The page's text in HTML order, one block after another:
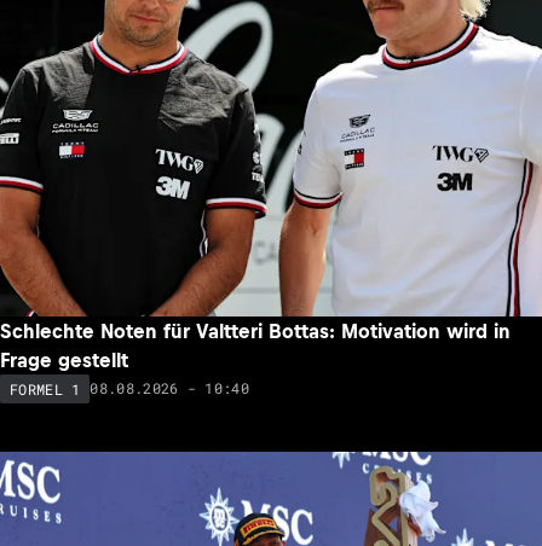
Schlechte Noten für Valtteri Bottas: Motivation wird in
Frage gestellt
FORMEL 1 08.08.2026 - 10:40